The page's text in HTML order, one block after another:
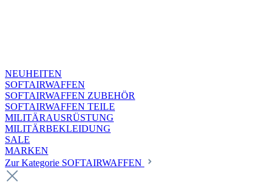
NEUHEITEN
SOFTAIRWAFFEN
SOFTAIRWAFFEN ZUBEHÖR
SOFTAIRWAFFEN TEILE
MILITÄRAUSRÜSTUNG
MILITÄRBEKLEIDUNG
SALE
MARKEN
Zur Kategorie SOFTAIRWAFFEN